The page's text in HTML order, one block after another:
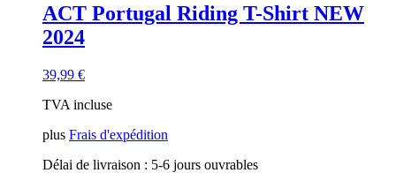
ACT Portugal Riding T-Shirt NEW
2024
39,99 €
TVA incluse
plus Frais d'expédition
Délai de livraison : 5-6 jours ouvrables